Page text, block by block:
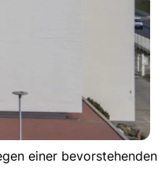
einer bevorstehenden